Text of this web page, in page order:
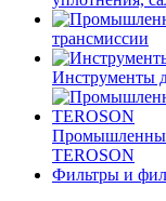
трансмиссии
Инструменты
TEROSON
Фильтры и